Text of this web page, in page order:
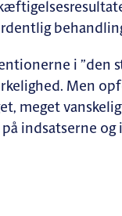
i ”den
Men
meget
indsatserne